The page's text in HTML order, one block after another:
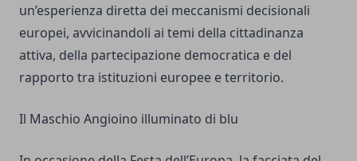
un’esperienza diretta dei meccanismi decisionali
europei, avvicinandoli ai temi della cittadinanza
attiva, della partecipazione democratica e del
rapporto tra istituzioni europee e territorio.
Il Maschio Angioino illuminato di blu